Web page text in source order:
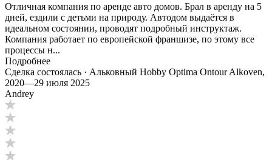
Отличная компания по аренде авто домов. Брал в аренду на 5
дней, ездили с детьми на природу. Автодом выдаётся в
идеальном состоянии, проводят подробный инструктаж.
Компания работает по европейской франшизе, по этому все
процессы н...
Подробнее
Сделка состоялась · Альковный Hobby Optima Ontour Alkoven,
2020—29 июля 2025
Andrey